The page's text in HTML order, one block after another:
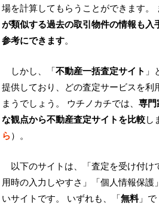
場を計算してもらうことができます。
が類似する過去の取引物件の情報も入
参考にできます。
しかし、「不動産一括査定サイト 」
提供しており、どの査定サービスを利
まうでしょう。 ウチノカチでは、 専門
な観点から不動産査定サイトを比較し
ら）。
以下のサイトは、「査定を受け付け
用時の入力しやすさ」「個人情報保護
いサイトです。 いずれも、「無料」で